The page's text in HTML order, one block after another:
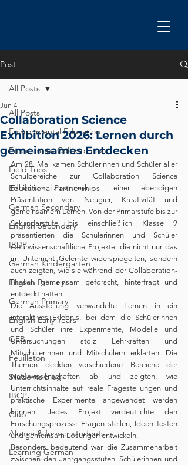
Post
All Posts
Environmental Education
Eurocampus Collaboration
Field Trips
Educational Partnerships
German Secondary
English Secondary
IBDP
German Kindergarten
English Primary
German Primary
English Early Years
GEB
Feuilleton
Students blog
IBCP
Club
Alumni & former students
Learning German
All Posts
Collaboration Science
Exhibition 2026: Lernen durch
gemeinsames Entdecken
Jun 4
Am 28. Mai kamen Schülerinnen und Schüler aller
Schulbereiche zur Collaboration Science
Exhibition zusammen – einer lebendigen
Präsentation von Neugier, Kreativität und
gemeinsamem Lernen. Von der Primarstufe bis zur
Sekundarstufe bis einschließlich Klasse 9
präsentierten die Schülerinnen und Schüler
naturwissenschaftliche Projekte, die nicht nur das
im Unterricht Gelernte widerspiegelten, sondern
auch zeigten, wie sie während der Collaboration-
Phasen gemeinsam geforscht, hinterfragt und
entdeckt hatten.
Die Ausstellung verwandelte Lernen in ein
interaktives Erlebnis, bei dem die Schülerinnen
und Schüler ihre Experimente, Modelle und
Untersuchungen stolz Lehrkräften und
Mitschülerinnen und Mitschülern erklärten. Die
Themen deckten verschiedene Bereiche der
Naturwissenschaften ab und zeigten, wie
Unterrichtsinhalte auf reale Fragestellungen und
praktische Experimente angewendet werden
können. Jedes Projekt verdeutlichte den
Forschungsprozess: Fragen stellen, Ideen testen
und gemeinsam Lösungen entwickeln.
Besonders bedeutend war die Zusammenarbeit
zwischen den Jahrgangsstufen. Schülerinnen und